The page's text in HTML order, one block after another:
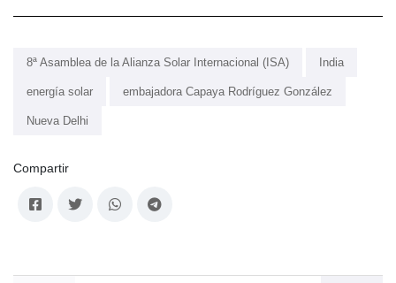
8ª Asamblea de la Alianza Solar Internacional (ISA) India
energía solar embajadora Capaya Rodríguez González
Nueva Delhi
Compartir